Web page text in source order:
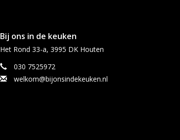
Bij ons in de keuken
Het Rond 33-a, 3995 DK Houten
030 7525972
welkom@bijonsindekeuken.nl